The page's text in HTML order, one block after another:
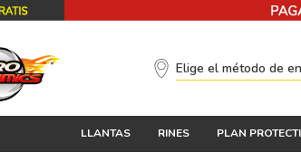
Elige el método de
LLANTAS RINES PLAN